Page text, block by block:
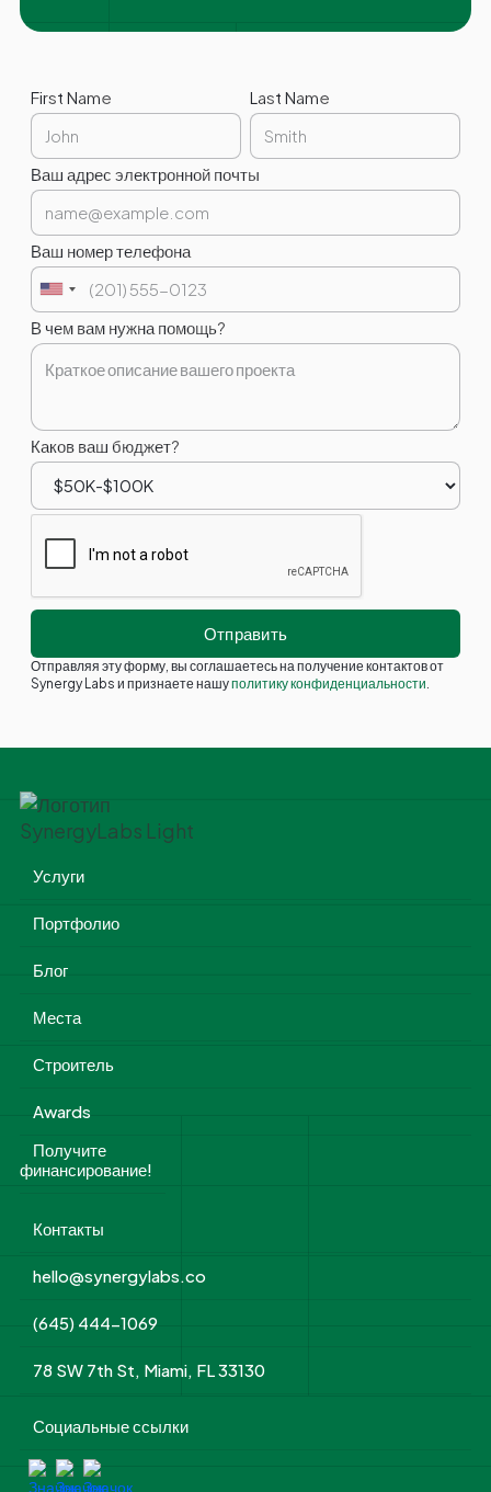
First Name Last Name
Ваш адрес электронной почты
Ваш номер телефона
В чем вам нужна помощь?
Каков ваш бюджет?
Отправляя эту форму, вы соглашаетесь на получение контактов от
Synergy Labs и признаете нашуполитику конфиденциальности.
Услуги
Портфолио
Блог
Места
Строитель
Awards
Получите
финансирование!
Контакты
hello@synergylabs.co
(645) 444-1069
78 SW 7th St, Miami, FL 33130
Социальные ссылки